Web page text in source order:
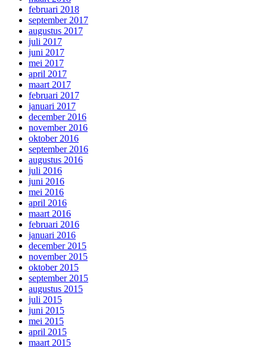
februari 2018
september 2017
augustus 2017
juli 2017
juni 2017
mei 2017
april 2017
maart 2017
februari 2017
januari 2017
december 2016
november 2016
oktober 2016
september 2016
augustus 2016
juli 2016
juni 2016
mei 2016
april 2016
maart 2016
februari 2016
januari 2016
december 2015
november 2015
oktober 2015
september 2015
augustus 2015
juli 2015
juni 2015
mei 2015
april 2015
maart 2015